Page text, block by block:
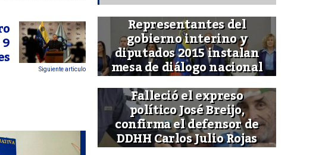
Siguiente articulo
Representantes del
gobierno interino y
diputados 2015 instalan
mesa de diálogo nacional
Falleció el expreso
político José Breijo,
confirma el defensor de
DDHH Carlos Julio Rojas